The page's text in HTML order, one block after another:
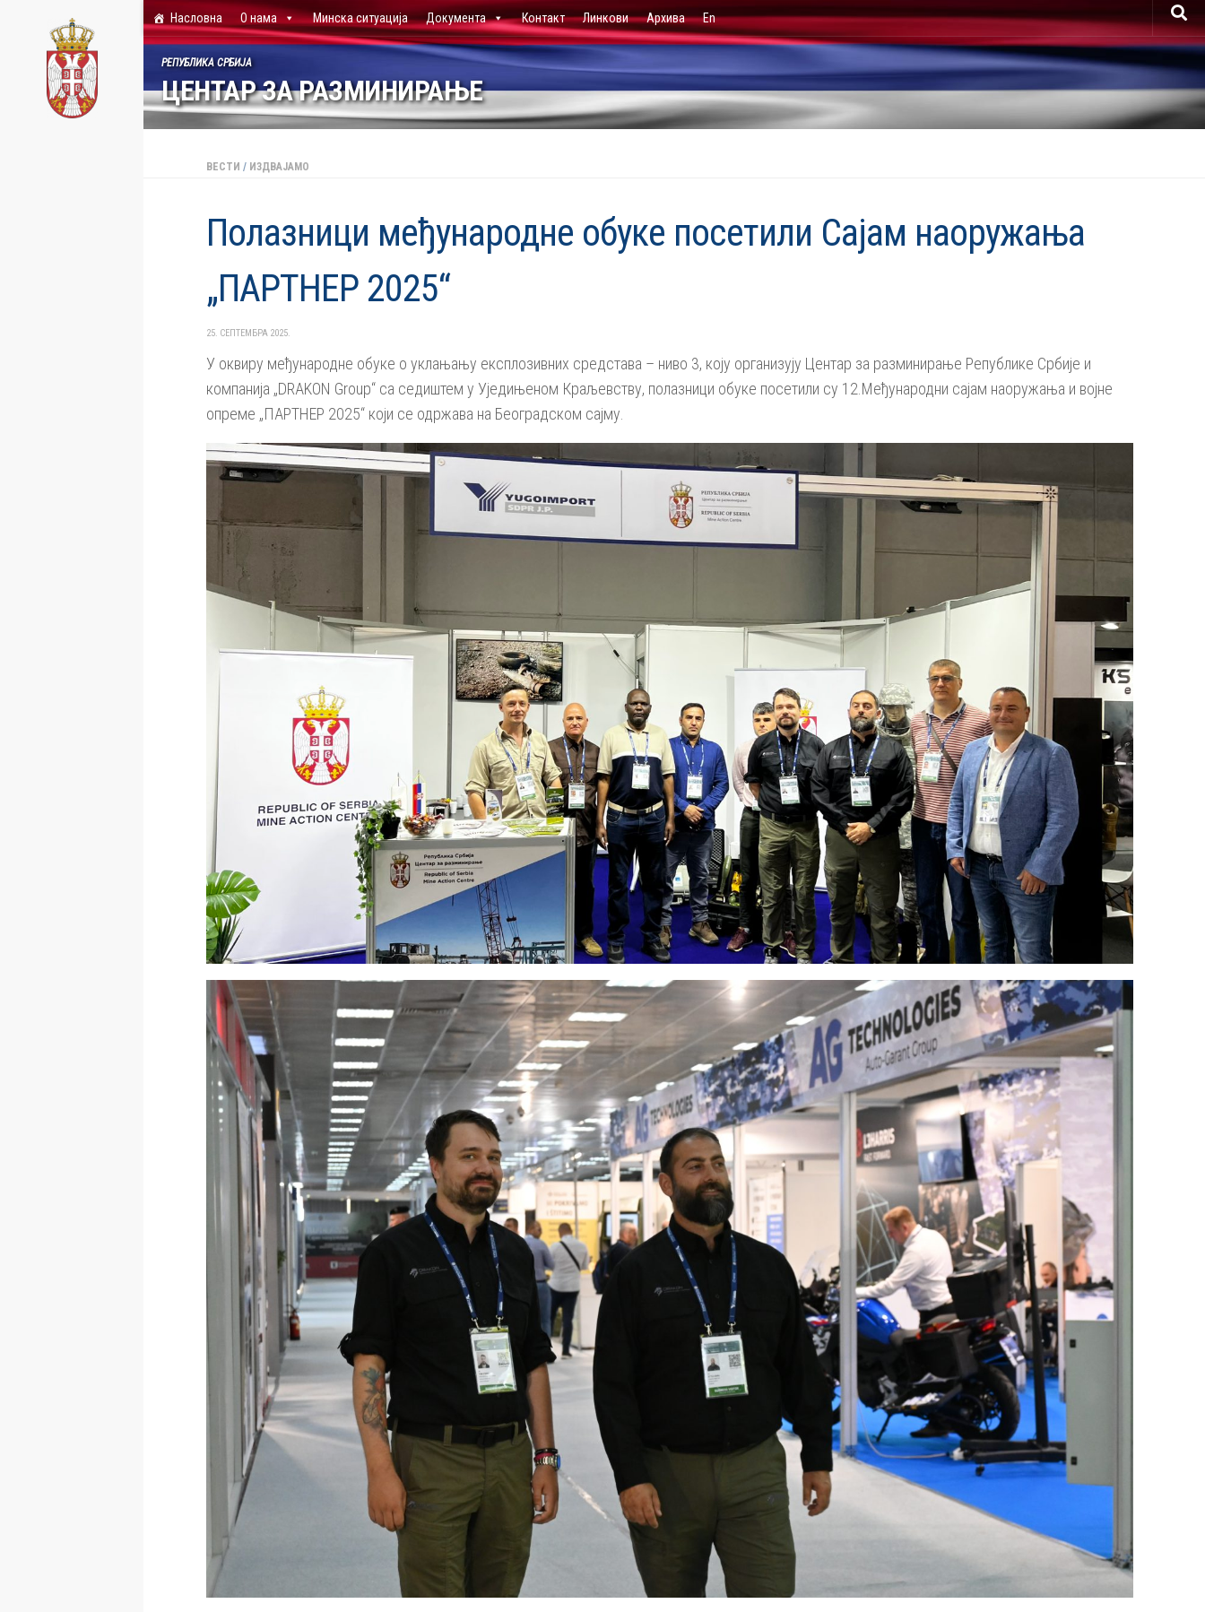
Skip to content Насловна О нама Минска ситуација Документа Контакт Линкови Архива En
ЦЕНТАР ЗА РАЗМИНИРАЊЕ
РЕПУБЛИКА СРБИЈА
ВЕСТИ / ИЗДВАЈАМО
Полазници међународне обуке посетили Сајам наоружања
„ПАРТНЕР 2025“
25. СЕПТЕМБРА 2025.
У оквиру међународне обуке о уклањању експлозивних средстава – ниво 3, коју организују Центар за разминирање Републике Србије и
компанија „DRAKON Group“ са седиштем у Уједињеном Краљевству, полазници обуке посетили су 12.Међународни сајам наоружања и војне
опреме „ПАРТНЕР 2025“ који се одржава на Београдском сајму.